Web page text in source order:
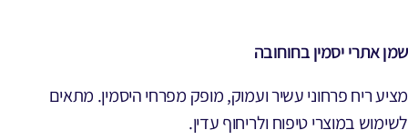
שמן אתרי יסמין בחוחובה
מציע ריח פרחוני עשיר ועמוק, מופק מפרחי היסמין. מתאים
לשימוש במוצרי טיפוח ולריחוף עדין.